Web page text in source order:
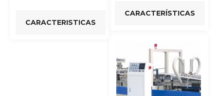
CARACTERISTICAS
CARACTERÍSTICAS